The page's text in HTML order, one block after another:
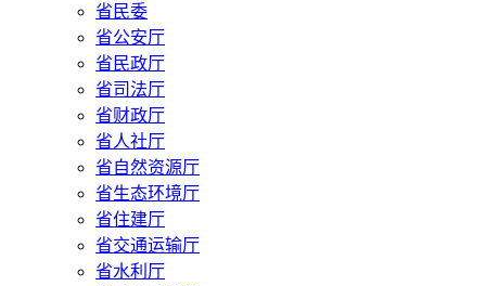
省民委
省公安厅
省民政厅
省司法厅
省财政厅
省人社厅
省自然资源厅
省生态环境厅
省住建厅
省交通运输厅
省水利厅